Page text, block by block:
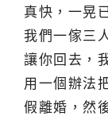
真快，一晃
我們一傢三
讓你回去，
用一個辦法
假離婚，然